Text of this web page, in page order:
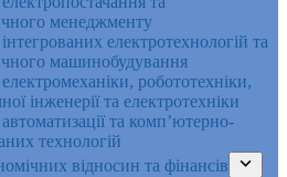
менеджменту
електротехнологій та
машинобудування
робототехніки,
інженерії та електротехніки
та комп’ютерно-
технологій
відносин та фінансів